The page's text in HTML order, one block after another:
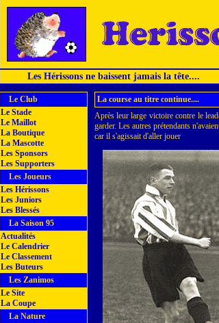
Les Hérissons ne baissent jamais la tête....
Le Club
Le Stade
Le Maillot
La Boutique
La Mascotte
Les Sponsors
Les Supporters
Les Joueurs
Les Hérissons
Les Juniors
Les Blessés
La Saison 95
Actualités
Le Calendrier
Le Classement
Les Buteurs
Les Zanimos
Le Site
La Coupe
La Nature
La course au titre continue....
Après leur large victoire contre le
garder. Les autres prétendants
car il s'agissait d'aller jouer